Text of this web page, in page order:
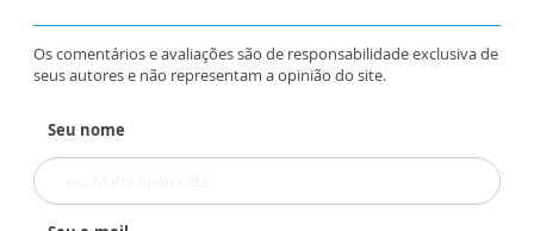
Os comentários e avaliações são de responsabilidade exclusiva de
seus autores e não representam a opinião do site.
Seu nome